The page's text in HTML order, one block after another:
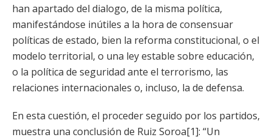
han apartado del dialogo, de la misma política,
manifestándose inútiles a la hora de consensuar
políticas de estado, bien la reforma constitucional, o el
modelo territorial, o una ley estable sobre educación,
o la política de seguridad ante el terrorismo, las
relaciones internacionales o, incluso, la de defensa.
En esta cuestión, el proceder seguido por los partidos,
muestra una conclusión de Ruiz Soroa[1]: “Un